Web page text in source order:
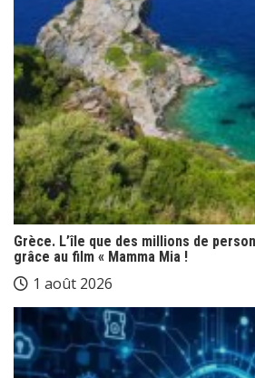
Grèce. L’île que des millions de
grâce au film « Mamma Mia !
1 août 2026